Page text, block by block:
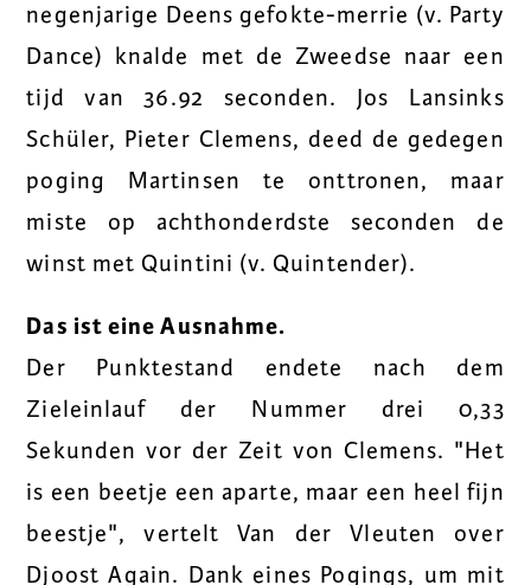
negenjarige Deens gefokte-merrie (v. Party
Dance) knalde met de Zweedse naar een
tijd van 36.92 seconden. Jos Lansinks
Schüler, Pieter Clemens, deed de gedegen
poging Martinsen te onttronen, maar
miste op achthonderdste seconden de
winst met Quintini (v. Quintender).
Das ist eine Ausnahme.
Der Punktestand endete nach dem
Zieleinlauf der Nummer drei 0,33
Sekunden vor der Zeit von Clemens. "Het
is een beetje een aparte, maar een heel fijn
beestje", vertelt Van der Vleuten over
Djoost Again. Dank eines Pogings, um mit